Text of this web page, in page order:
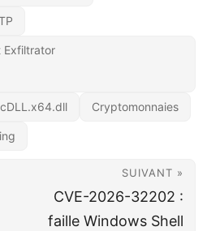
Exfiltrator
Cryptomonnaies
SUIVANT »
CVE-2026-32202 :
faille Windows Shell